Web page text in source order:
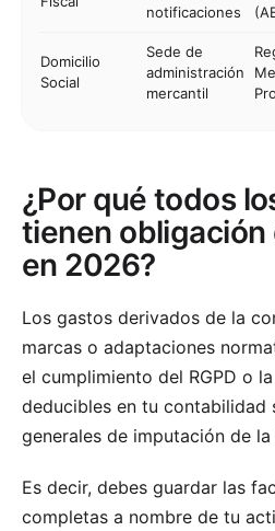
notificaciones
Domicilio
Social
Sede de
administración
mercantil
¿Por qué todos
tienen obligación
en 2026?
Los gastos derivados de la
marcas o adaptaciones
el cumplimiento del RGPD o
deducibles en tu contabilidad
generales de imputación de
Es decir, debes guardar las
completas a nombre de tu